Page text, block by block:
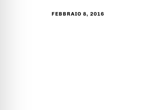
FEBBRAIO 8, 2016